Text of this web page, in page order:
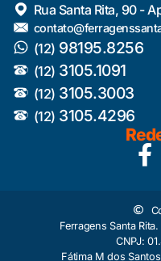
Rua Santa Rita, 90 -
(12) 98195.8256
(12) 3105.1091
(12) 3105.3003
(12) 3105.4296
Ferragens Santa
CNPJ:
Fátima M dos